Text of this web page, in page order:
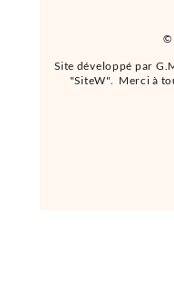
©
Site développé par
"SiteW". Merci à